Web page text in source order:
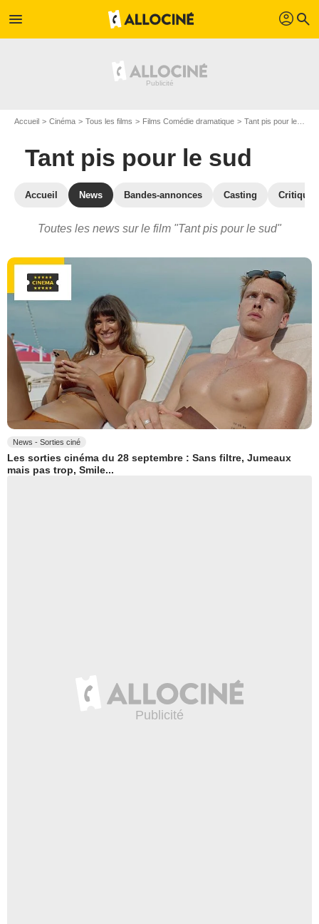
menu profil search
Accueil Cinéma Tous les films Films Comédie dramatique Tant pis pour le sud
Tant pis pour le sud
Accueil News Bandes-annonces Casting
Toutes les news sur le film "Tant pis pour le sud"
News - Sorties ciné
Les sorties cinéma du 28 septembre : Sans filtre, Jumeaux
mais pas trop, Smile...